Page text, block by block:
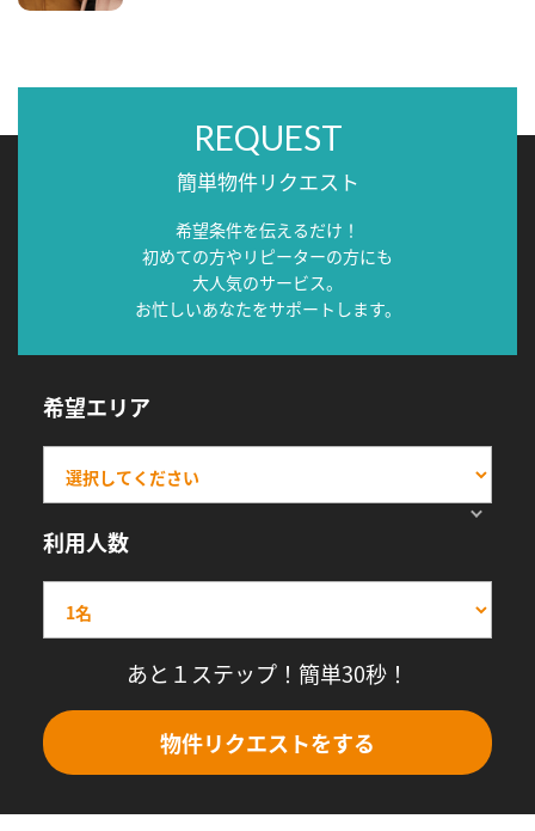
REQUEST
簡単物件リクエスト
希望条件を伝えるだけ！
初めての方やリピーターの方にも
大人気のサービス。
お忙しいあなたをサポートします。
希望エリア
利用人数
あと１ステップ！簡単30秒！
物件リクエストをする